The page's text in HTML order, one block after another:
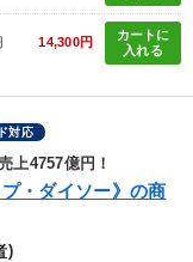
14,300円
カートに
入れる
対応
上4757億円！
・ダイソー》の商
)